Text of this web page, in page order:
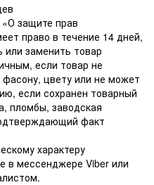
защите прав
право в течение 14 дней,
или заменить товар
если товар не
цвету или не может
если сохранен товарный
пломбы, заводская
факт
характеру
в мессенджере Viber или